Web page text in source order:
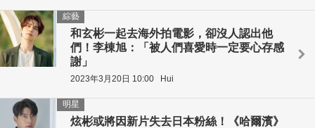
和玄彬一起去海外拍電影，卻沒人認出他
們！李棟旭：「被人們喜愛時一定要心存感
謝」
綜藝
2023年3月20日 10:00 Hui
炫彬或將因新片失去日本粉絲！《哈爾濱》
明星